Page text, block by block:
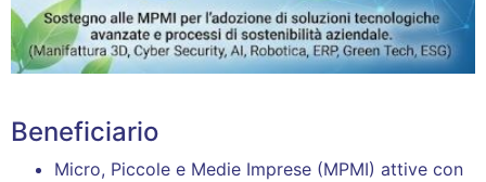
Beneficiario
Micro, Piccole e Medie Imprese (MPMI) attive con